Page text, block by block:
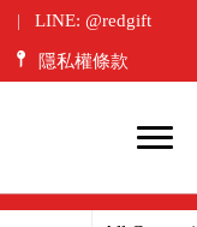
LINE: @redgift
隱私權條款